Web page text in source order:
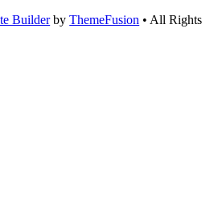
BuilderbyThemeFusion • All Rights